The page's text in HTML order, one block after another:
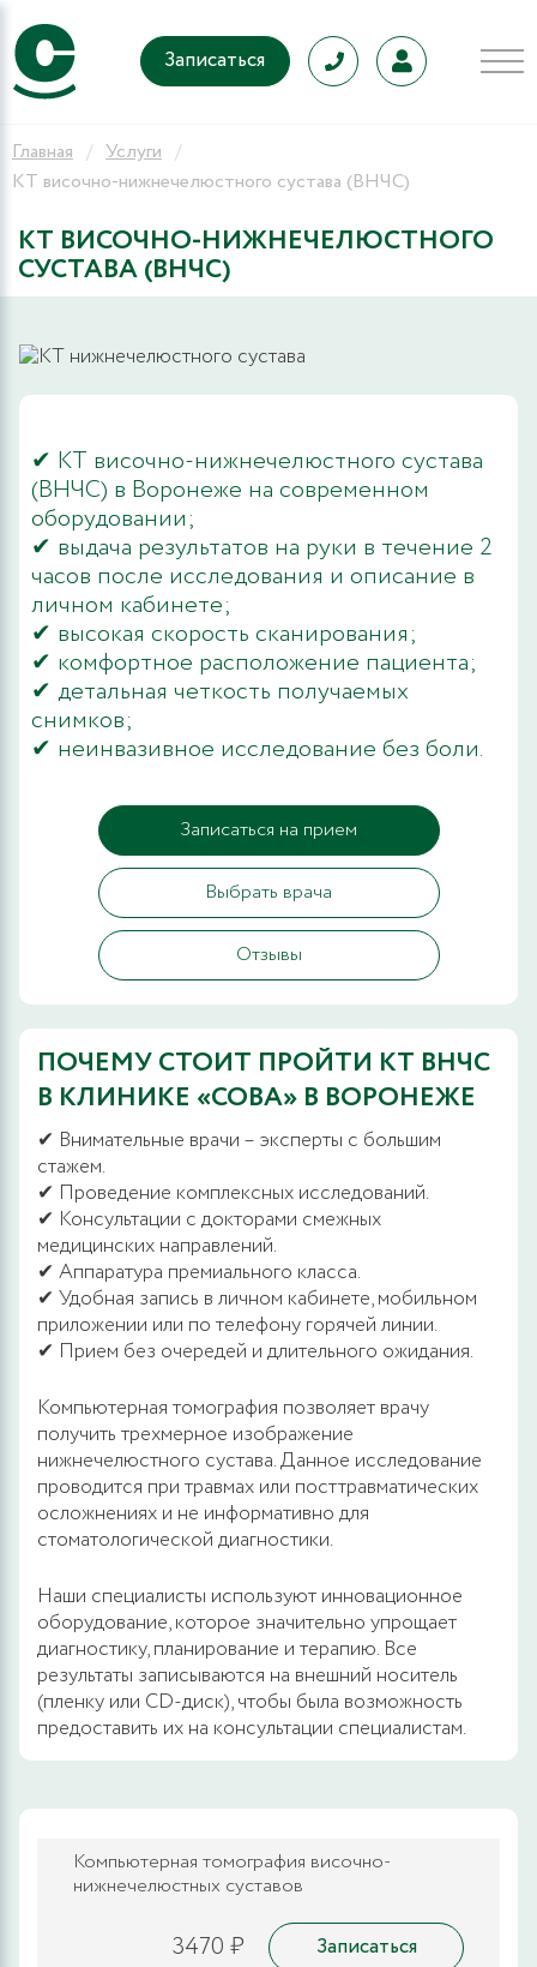
Записаться
Главная
Услуги
КТ височно-нижнечелюстного сустава (ВНЧС)
КТ ВИСОЧНО-НИЖНЕЧЕЛЮСТНОГО
СУСТАВА (ВНЧС)
✔ КТ височно-нижнечелюстного сустава
(ВНЧС) в Воронеже на современном
оборудовании;
✔ выдача результатов на руки в течение 2
часов после исследования и описание в
личном кабинете;
✔ высокая скорость сканирования;
✔ комфортное расположение пациента;
✔ детальная четкость получаемых
снимков;
✔ неинвазивное исследование без боли.
Записаться на прием
Выбрать врача
Отзывы
ПОЧЕМУ СТОИТ ПРОЙТИ КТ ВНЧС
В КЛИНИКЕ «СОВА» В ВОРОНЕЖЕ
✔ Внимательные врачи – эксперты с большим
стажем.
✔ Проведение комплексных исследований.
✔ Консультации с докторами смежных
медицинских направлений.
✔ Аппаратура премиального класса.
✔ Удобная запись в личном кабинете, мобильном
приложении или по телефону горячей линии.
✔ Прием без очередей и длительного ожидания.
Компьютерная томография позволяет врачу
получить трехмерное изображение
нижнечелюстного сустава. Данное исследование
проводится при травмах или посттравматических
осложнениях и не информативно для
стоматологической диагностики.
Наши специалисты используют инновационное
оборудование, которое значительно упрощает
диагностику, планирование и терапию. Все
результаты записываются на внешний носитель
(пленку или CD-диск), чтобы была возможность
предоставить их на консультации специалистам.
Компьютерная томография височно-
нижнечелюстных суставов
3470 ₽ Записаться